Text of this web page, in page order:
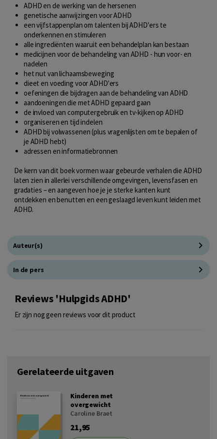
ADHD en de werking van de hersenen
genetische aanwijzingen voor ADHD
een vijfstappenplan om talenten bij ADHD'ers te
onderkennen en stimuleren
alle ingrediënten waaruit een behandelplan kan bestaan
medicijnen voor de behandeling van ADHD - hun voor- en
nadelen
het nut van lichaamsbeweging
dieet en voeding voor ADHD'ers
oefeningen die bijdragen aan de behandeling van ADHD
aandoeningen die met ADHD gepaard gaan
de invloed van computergebruik en tv-kijken op ADHD
organiseren en tijd indelen
ADHD bij volwassenen (plus vragenlijsten om te bepalen of
je ADHD hebt)
adressen en informatiebronnen
De kern van dit boek vormen waar gebeurde verhalen die ADHD
laten zien in allerlei verschillende omgevingen, levensfasen en
gradaties – en aangeven hoe je je sterke kanten kunt
ontdekken en benutten en een geslaagd leven kunt leiden met
ADHD.
Auteur(s)
In de pers
Reviews 'Hulpgids ADHD'
Er zijn nog geen reviews voor dit product
Gerelateerde uitgaven
Kinderen met
overgewicht
Caroline Braet
21,95